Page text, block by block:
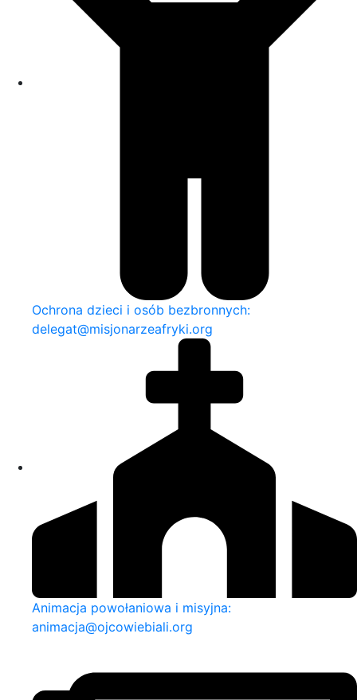
Ochrona dzieci i osób bezbronnych:
delegat@misjonarzeafryki.org
Animacja powołaniowa i misyjna:
animacja@ojcowiebiali.org